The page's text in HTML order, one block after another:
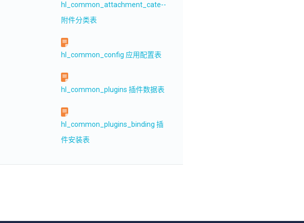
hl_common_attachment_cate--
附件分类表
hl_common_config 应用配置表
hl_common_plugins 插件数据表
hl_common_plugins_binding 插
件安装表